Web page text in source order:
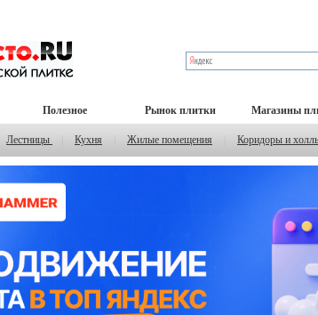
Полезное Рынок плитки Магазины
Лестницы Кухня Жилые помещения Коридоры и